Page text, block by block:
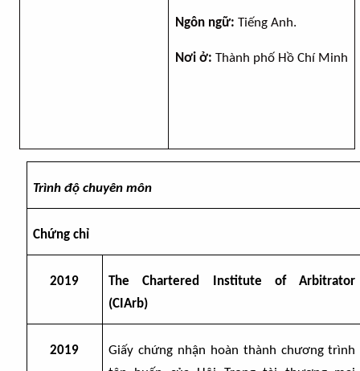
Ngôn ngữ: Tiếng Anh.
Nơi ở: Thành phố Hồ Chí Minh
Trình độ chuyên môn
Chứng chỉ
2019
The Chartered Institute of Arbitrator
(CIArb)
2019 Giấy chứng nhận hoàn thành chương trình